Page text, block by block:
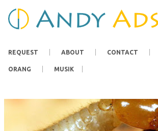
Langsung ke konten utama
REQUEST ABOUT CONTACT
ORANG MUSIK